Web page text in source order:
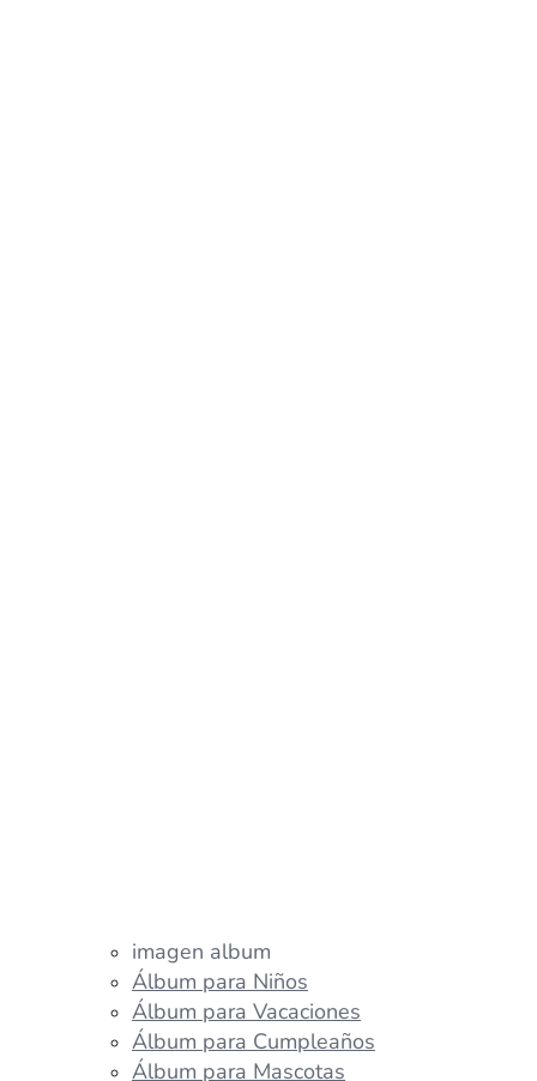
imagen album
Álbum para Niños
Álbum para Vacaciones
Álbum para Cumpleaños
Álbum para Mascotas